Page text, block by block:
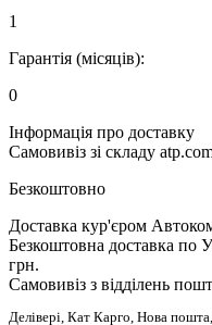
1
Гарантія (місяців):
0
Інформація про доставку
Самовивіз зі складу
Безкоштовно
Доставка кур'єром
Безкоштовна доставка по
грн.
Самовивіз з відділень
Делівері, Кат Карго, Нова